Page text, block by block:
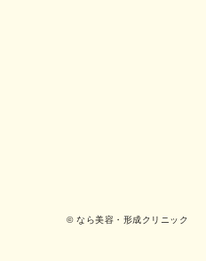
© なら美容・形成クリニック